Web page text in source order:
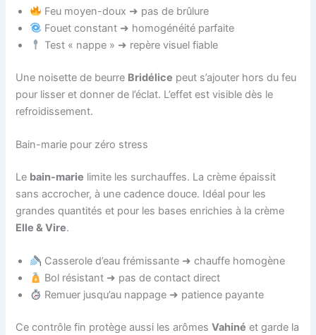
Feu moyen-doux ➜ pas de brûlure
Fouet constant ➜ homogénéité parfaite
Test « nappe » ➜ repère visuel fiable
Une noisette de beurre Bridélice peut s’ajouter hors du feu
pour lisser et donner de l’éclat. L’effet est visible dès le
refroidissement.
Bain-marie pour zéro stress
Le bain-marie limite les surchauffes. La crème épaissit
sans accrocher, à une cadence douce. Idéal pour les
grandes quantités et pour les bases enrichies à la crème
Elle & Vire.
Casserole d’eau frémissante ➜ chauffe homogène
Bol résistant ➜ pas de contact direct
Remuer jusqu’au nappage ➜ patience payante
Ce contrôle fin protège aussi les arômesVahiné et garde la